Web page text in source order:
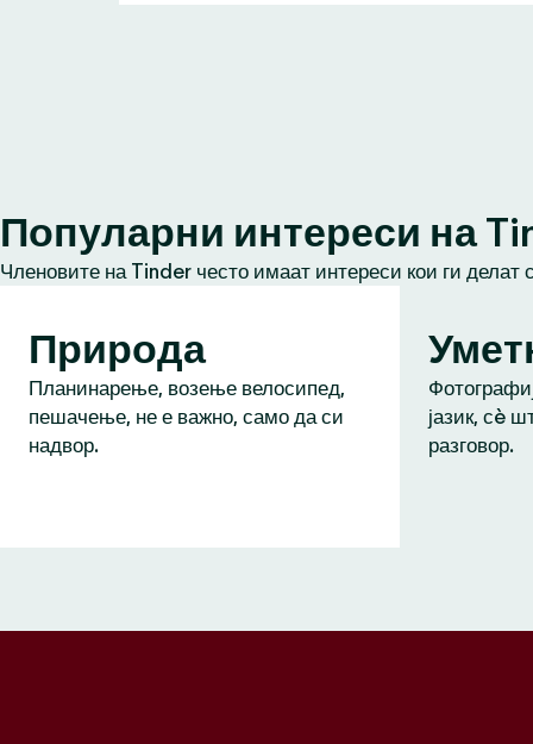
Популарни интереси на
Членовите на Tinder често имаат интереси кои ги делат
Природа
Планинарење, возење велосипед,
пешачење, не е важно, само да си
надвор.
јазик, сè
разговор.